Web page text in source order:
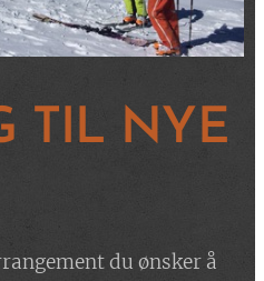
TIL NYE
du ønsker å